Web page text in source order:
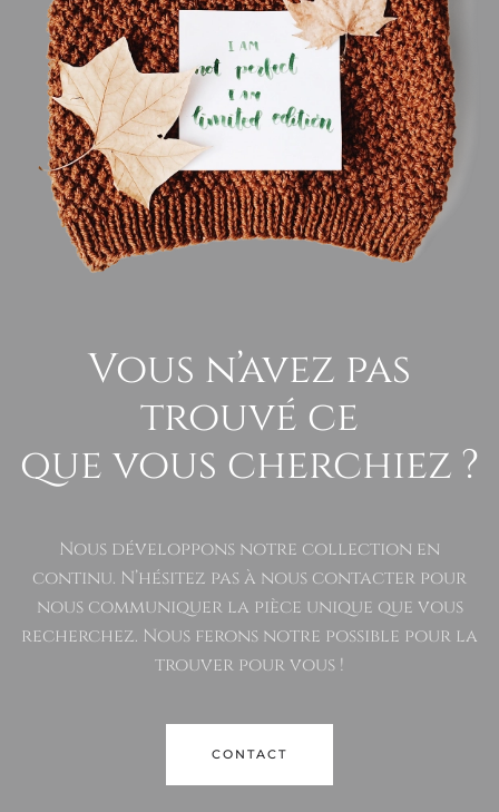
Vous n’avez pas
trouvé ce
que vous cherchiez ?
Nous développons notre collection en
continu. N’hésitez pas à nous contacter pour
nous communiquer la pièce unique que vous
recherchez. Nous ferons notre possible pour la
trouver pour vous !
CONTACT